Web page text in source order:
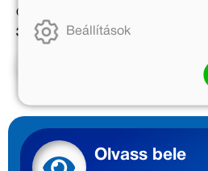
Online ár:
3 279 Ft
Olvass bele
Beállítások